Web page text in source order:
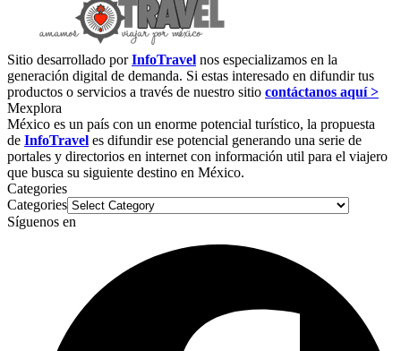
Sitio desarrollado porInfoTravel nos especializamos en la
generación digital de demanda. Si estas interesado en difundir tus
productos o servicios a través de nuestro sitio contáctanos aquí >
Mexplora
México es un país con un enorme potencial turístico, la propuesta
de InfoTravel es difundir ese potencial generando una serie de
portales y directorios en internet con información util para el viajero
que busca su siguiente destino en México.
Categories
Categories
Síguenos en